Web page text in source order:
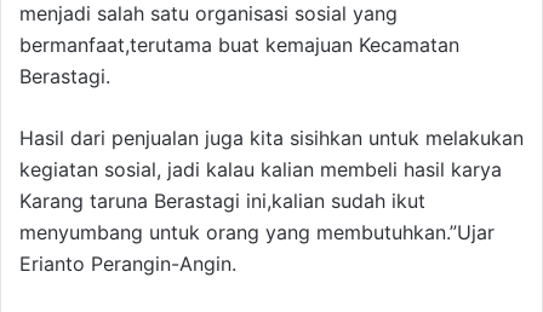
menjadi salah satu organisasi sosial yang
bermanfaat,terutama buat kemajuan Kecamatan
Berastagi.
Hasil dari penjualan juga kita sisihkan untuk melakukan
kegiatan sosial, jadi kalau kalian membeli hasil karya
Karang taruna Berastagi ini,kalian sudah ikut
menyumbang untuk orang yang membutuhkan.”Ujar
Erianto Perangin-Angin.